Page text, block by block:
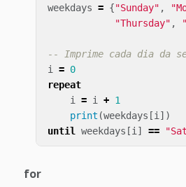
weekdays = {"Sunday" ,
"Thursday" ,
-- Imprime cada dia da
i
= 0
repeat
i
= i + 1
print (weekdays [i ])
until
weekdays [i ] ==
for